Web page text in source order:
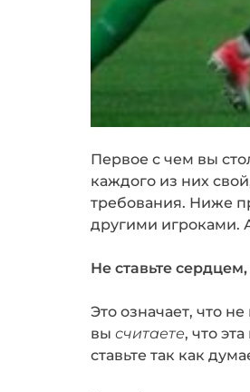
Первое с чем вы
каждого из них
требования. Ниже
другими игроками.
Не ставьте сердцем,
Это означает, что
вы считаете, что
ставьте так как